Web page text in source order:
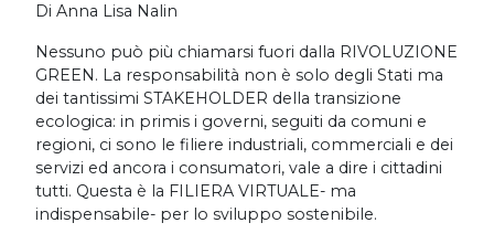
Di Anna Lisa Nalin
Nessuno può più chiamarsi fuori dalla RIVOLUZIONE
GREEN. La responsabilità non è solo degli Stati ma
dei tantissimi STAKEHOLDER della transizione
ecologica: in primis i governi, seguiti da comuni e
regioni, ci sono le filiere industriali, commerciali e dei
servizi ed ancora i consumatori, vale a dire i cittadini
tutti. Questa è la FILIERA VIRTUALE- ma
indispensabile- per lo sviluppo sostenibile.